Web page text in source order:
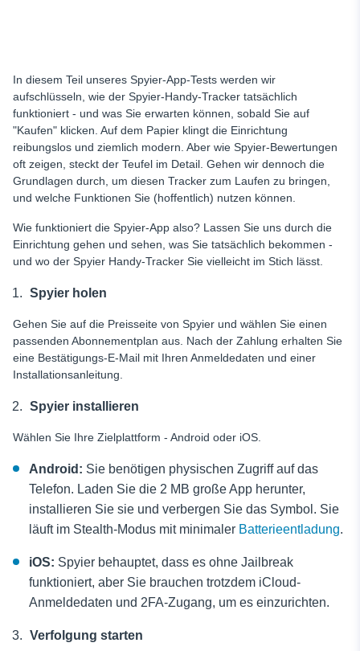
In diesem Teil unseres Spyier-App-Tests werden wir
aufschlüsseln, wie der Spyier-Handy-Tracker tatsächlich
funktioniert - und was Sie erwarten können, sobald Sie auf
"Kaufen" klicken. Auf dem Papier klingt die Einrichtung
reibungslos und ziemlich modern. Aber wie Spyier-Bewertungen
oft zeigen, steckt der Teufel im Detail. Gehen wir dennoch die
Grundlagen durch, um diesen Tracker zum Laufen zu bringen,
und welche Funktionen Sie (hoffentlich) nutzen können.
Wie funktioniert die Spyier-App also? Lassen Sie uns durch die
Einrichtung gehen und sehen, was Sie tatsächlich bekommen -
und wo der Spyier Handy-Tracker Sie vielleicht im Stich lässt.
Spyier holen
Gehen Sie auf die Preisseite von Spyier und wählen Sie einen
passenden Abonnementplan aus. Nach der Zahlung erhalten Sie
eine Bestätigungs-E-Mail mit Ihren Anmeldedaten und einer
Installationsanleitung.
Spyier installieren
Wählen Sie Ihre Zielplattform - Android oder iOS.
Android: Sie benötigen physischen Zugriff auf das
Telefon. Laden Sie die 2 MB große App herunter,
installieren Sie sie und verbergen Sie das Symbol. Sie
läuft im Stealth-Modus mit minimaler Batterieentladung.
iOS: Spyier behauptet, dass es ohne Jailbreak
funktioniert, aber Sie brauchen trotzdem iCloud-
Anmeldedaten und 2FA-Zugang, um es einzurichten.
Verfolgung starten